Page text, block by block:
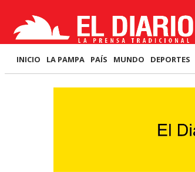
INICIO LA PAMPA PAÍS MUNDO DEPORTES